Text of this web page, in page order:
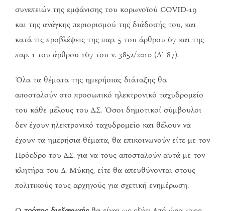
συνεπειών της εμφάνισης του κορωνοϊού COVID-19
και της ανάγκης περιορισμού της διάδοσής του, και
κατά τις προβλέψεις της παρ. 5 του άρθρου 67 και της
παρ. 1 του άρθρου 167 του ν. 3852/2010 (Α΄87).
Όλα τα θέματα της ημερήσιας διάταξης θα
αποσταλούν στο προσωπικό ηλεκτρονικό ταχυδρομείο
του κάθε μέλους του Δ.Σ. Όσοι δημοτικοί σύμβουλοι
δεν έχουν ηλεκτρονικό ταχυδρομείο και θέλουν να
έχουν τα ημερήσια θέματα, θα επικοινωνούν είτε με τον
Πρόεδρο του Δ.Σ. για να τους αποσταλούν αυτά με τον
κλητήρα του Δ. Μύκης, είτε θα απευθύνονται στους
πολιτικούς τους αρχηγούς για σχετική ενημέρωση.